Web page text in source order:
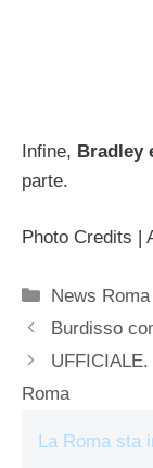
Infine, Bradley
parte.
Photo Credits |
Categorie
News Roma
Burdisso
Roma
La Roma sta